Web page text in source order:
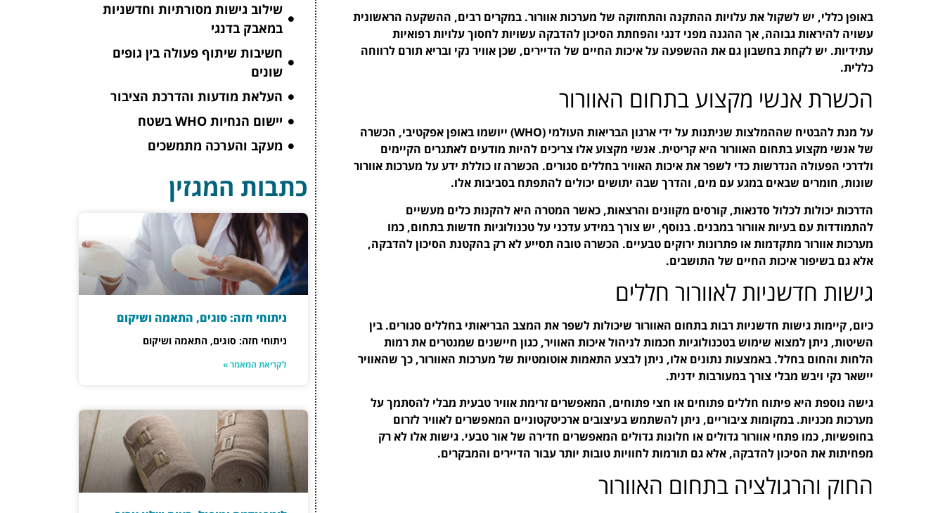
באופן כללי, יש לשקול את עלויות ההתקנה והתחזוקה של מערכות אוורור. במקרים רבים, ההשקעה הראשונית
עשויה להיראות גבוהה, אך ההגנה מפני דנגי והפחתת הסיכון להדבקה עשויות לחסוך עלויות רפואיות
עתידיות. יש לקחת בחשבון גם את ההשפעה על איכות החיים של הדיירים, שכן אוויר נקי ובריא תורם לרווחה
כללית.
הכשרת אנשי מקצוע בתחום האוורור
על מנת להבטיח שההמלצות שניתנות על ידי ארגון הבריאות העולמי (WHO) ייושמו באופן אפקטיבי, הכשרה
של אנשי מקצוע בתחום האוורור היא קריטית. אנשי מקצוע אלו צריכים להיות מודעים לאתגרים הקיימים
ולדרכי הפעולה הנדרשות כדי לשפר את איכות האוויר בחללים סגורים. הכשרה זו כוללת ידע על מערכות אוורור
שונות, חומרים שבאים במגע עם מים, והדרך שבה יתושים יכולים להתפתח בסביבות אלו.
הדרכות יכולות לכלול סדנאות, קורסים מקוונים והרצאות, כאשר המטרה היא להקנות כלים מעשיים
להתמודדות עם בעיות אוורור במבנים. בנוסף, יש צורך במידע עדכני על טכנולוגיות חדשות בתחום, כמו
מערכות אוורור מתקדמות או פתרונות ירוקים טבעיים. הכשרה טובה תסייע לא רק בהקטנת הסיכון להדבקה,
אלא גם בשיפור איכות החיים של התושבים.
גישות חדשניות לאוורור חללים
כיום, קיימות גישות חדשניות רבות בתחום האוורור שיכולות לשפר את המצב הבריאותי בחללים סגורים. בין
השיטות, ניתן למצוא שימוש בטכנולוגיות חכמות לניהול איכות האוויר, כגון חיישנים שמנטרים את רמות
הלחות והחום בחלל. באמצעות נתונים אלו, ניתן לבצע התאמות אוטומטיות של מערכות האוורור, כך שהאוויר
יישאר נקי ויבש מבלי צורך במעורבות ידנית.
גישה נוספת היא פיתוח חללים פתוחים או חצי פתוחים, המאפשרים זרימת אוויר טבעית מבלי להסתמך על
מערכות מכניות. במקומות ציבוריים, ניתן להשתמש בעיצובים ארכיטקטוניים המאפשרים לאוויר לזרום
בחופשיות, כמו פתחי אוורור גדולים או חלונות גדולים המאפשרים חדירה של אור טבעי. גישות אלו לא רק
מפחיתות את הסיכון להדבקה, אלא גם תורמות לחוויות טובות יותר עבור הדיירים והמבקרים.
החוק והרגולציה בתחום האוורור
שילוב גישות מסורתיות וחדשניות
במאבק בדנגי
חשיבות שיתוף פעולה בין גופים
שונים
העלאת מודעות והדרכת הציבור
יישום הנחיות WHO בשטח
מעקב והערכה מתמשכים
כתבות המגזין
ניתוחי חזה: סוגים, התאמה ושיקום
ניתוחי חזה: סוגים, התאמה ושיקום
לקריאת המאמר »